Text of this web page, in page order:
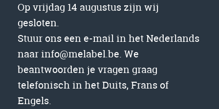
Op vrijdag 14 augustus zijn wij
gesloten.
Stuur ons een e-mail in het Nederlands
naar info@melabel.be. We
beantwoorden je vragen graag
telefonisch in het Duits, Frans of
Engels.